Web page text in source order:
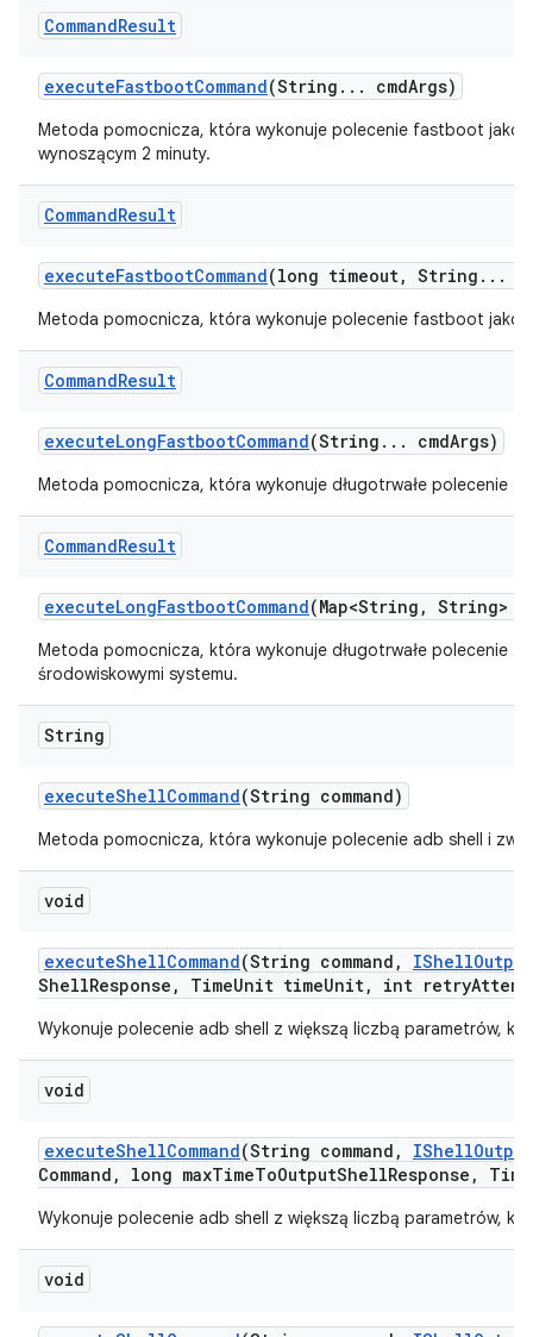
CommandResult
executeFastbootCommand(String . . . cmdArgs)
Metoda pomocnicza, która wykonuje polecenie fastboot jako
wynoszącym 2 minuty.
CommandResult
executeFastbootCommand(long timeout, String . . .
Metoda pomocnicza, która wykonuje polecenie fastboot jako
CommandResult
executeLongFastbootCommand(String . . . cmdArgs)
Metoda pomocnicza, która wykonuje długotrwałe polecenie
CommandResult
executeLongFastbootCommand(Map<String , String>
Metoda pomocnicza, która wykonuje długotrwałe polecenie
środowiskowymi systemu.
String
executeShellCommand(String command)
Metoda pomocnicza, która wykonuje polecenie adb shell i
void
executeShellCommand(String command , IShellOutput
ShellResponse , TimeUnit timeUnit, int retry
Wykonuje polecenie adb shell z większą liczbą parametrów,
void
executeShellCommand(String command , IShellOutput
Command , long maxTimeToOutputShellResponse , Time
Wykonuje polecenie adb shell z większą liczbą parametrów,
void